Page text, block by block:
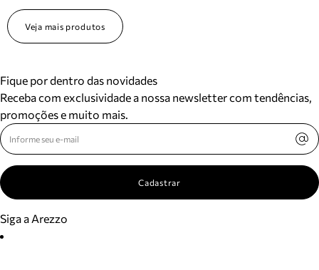
Veja mais produtos
Fique por dentro das novidades
Receba com exclusividade a nossa newsletter com tendências,
promoções e muito mais.
Cadastrar
Siga a Arezzo